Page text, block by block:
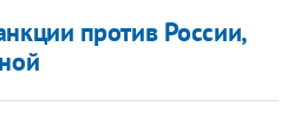
против России,